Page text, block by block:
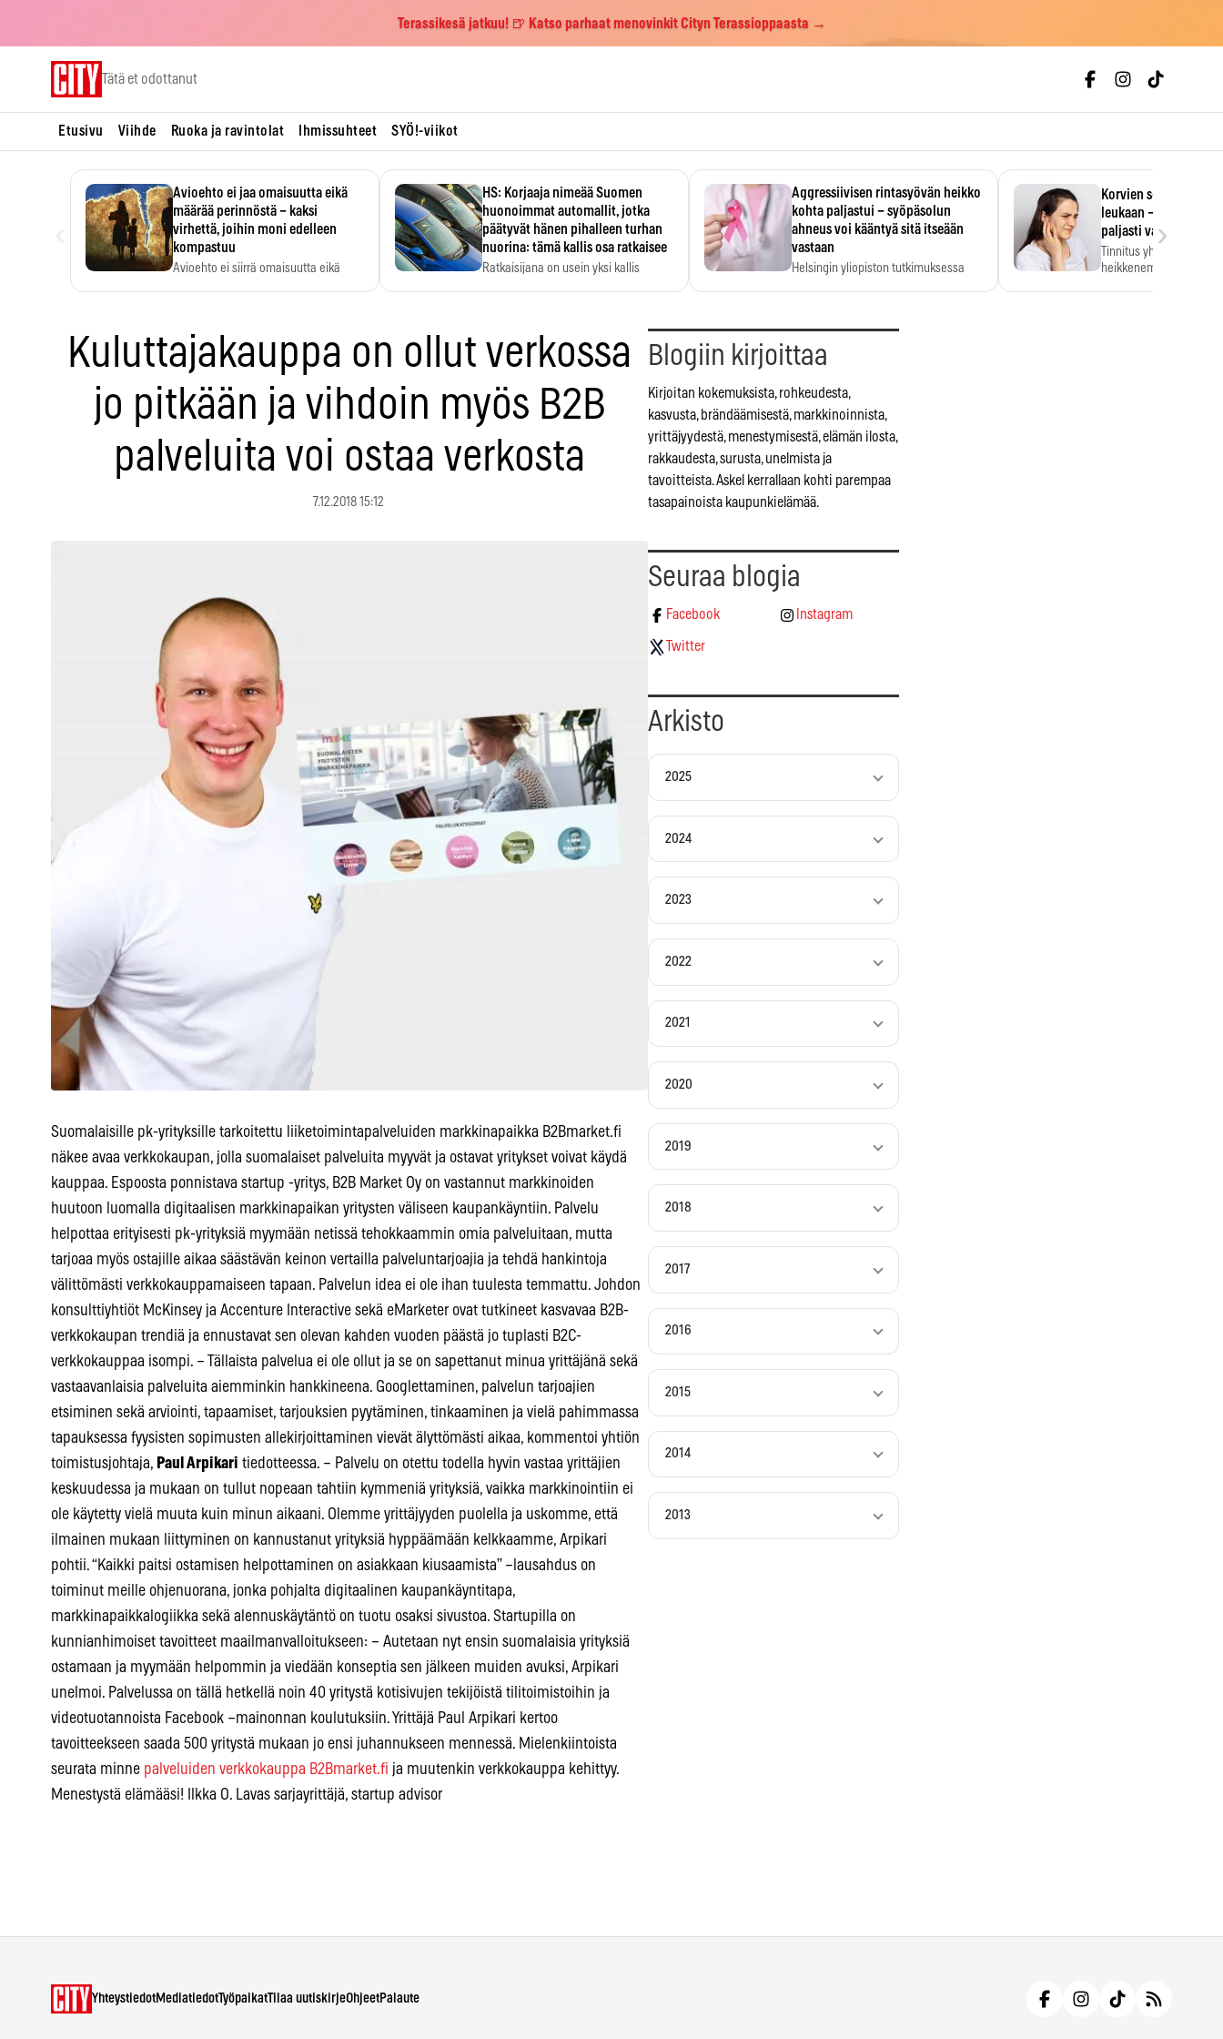
Terassikesä jatkuu! 🍺 Katso parhaat menovinkit Cityn Terassioppaasta →
Tätä et odottanut
Etusivu Viihde Ruoka ja ravintolat Ihmissuhteet SYÖ!-viikot
Avioehto ei jaa omaisuutta eikä
määrää perinnöstä – kaksi
virhettä, joihin moni edelleen
kompastuu
Avioehto ei siirrä omaisuutta eikä
HS: Korjaaja nimeää Suomen
huonoimmat automallit, jotka
päätyvät hänen pihalleen turhan
nuorina: tämä kallis osa ratkaisee
Ratkaisijana on usein yksi kallis
Aggressiivisen rintasyövän heikko
kohta paljastui – syöpäsolun
ahneus voi kääntyä sitä itseään
vastaan
Helsingin yliopiston tutkimuksessa
Korvien soiminen
leukaan – 47 349
paljasti vahvan
Tinnitus yhdistetään
heikkenemiseen.
›
Kuluttajakauppa on ollut verkossa
jo pitkään ja vihdoin myös B2B
palveluita voi ostaa verkosta
7.12.2018 15:12
Suomalaisille pk-yrityksille tarkoitettu liiketoimintapalveluiden markkinapaikka B2Bmarket.fi
näkee avaa verkkokaupan, jolla suomalaiset palveluita myyvät ja ostavat yritykset voivat käydä
kauppaa. Espoosta ponnistava startup -yritys, B2B Market Oy on vastannut markkinoiden
huutoon luomalla digitaalisen markkinapaikan yritysten väliseen kaupankäyntiin. Palvelu
helpottaa erityisesti pk-yrityksiä myymään netissä tehokkaammin omia palveluitaan, mutta
tarjoaa myös ostajille aikaa säästävän keinon vertailla palveluntarjoajia ja tehdä hankintoja
välittömästi verkkokauppamaiseen tapaan. Palvelun idea ei ole ihan tuulesta temmattu. Johdon
konsulttiyhtiöt McKinsey ja Accenture Interactive sekä eMarketer ovat tutkineet kasvavaa B2B-
verkkokaupan trendiä ja ennustavat sen olevan kahden vuoden päästä jo tuplasti B2C-
verkkokauppaa isompi. – Tällaista palvelua ei ole ollut ja se on sapettanut minua yrittäjänä sekä
vastaavanlaisia palveluita aiemminkin hankkineena. Googlettaminen, palvelun tarjoajien
etsiminen sekä arviointi, tapaamiset, tarjouksien pyytäminen, tinkaaminen ja vielä pahimmassa
tapauksessa fyysisten sopimusten allekirjoittaminen vievät älyttömästi aikaa, kommentoi yhtiön
toimistusjohtaja, Paul Arpikari tiedotteessa. – Palvelu on otettu todella hyvin vastaa yrittäjien
keskuudessa ja mukaan on tullut nopeaan tahtiin kymmeniä yrityksiä, vaikka markkinointiin ei
ole käytetty vielä muuta kuin minun aikaani. Olemme yrittäjyyden puolella ja uskomme, että
ilmainen mukaan liittyminen on kannustanut yrityksiä hyppäämään kelkkaamme, Arpikari
pohtii. “Kaikki paitsi ostamisen helpottaminen on asiakkaan kiusaamista” –lausahdus on
toiminut meille ohjenuorana, jonka pohjalta digitaalinen kaupankäyntitapa,
markkinapaikkalogiikka sekä alennuskäytäntö on tuotu osaksi sivustoa. Startupilla on
kunnianhimoiset tavoitteet maailmanvalloitukseen: – Autetaan nyt ensin suomalaisia yrityksiä
ostamaan ja myymään helpommin ja viedään konseptia sen jälkeen muiden avuksi, Arpikari
unelmoi. Palvelussa on tällä hetkellä noin 40 yritystä kotisivujen tekijöistä tilitoimistoihin ja
videotuotannoista Facebook –mainonnan koulutuksiin. Yrittäjä Paul Arpikari kertoo
tavoitteekseen saada 500 yritystä mukaan jo ensi juhannukseen mennessä. Mielenkiintoista
seurata minne palveluiden verkkokauppa B2Bmarket.fi ja muutenkin verkkokauppa kehittyy.
Menestystä elämääsi! Ilkka O. Lavas sarjayrittäjä, startup advisor
Blogiin kirjoittaa
Kirjoitan kokemuksista, rohkeudesta,
kasvusta, brändäämisestä, markkinoinnista,
yrittäjyydestä, menestymisestä, elämän ilosta,
rakkaudesta, surusta, unelmista ja
tavoitteista. Askel kerrallaan kohti parempaa
tasapainoista kaupunkielämää.
Seuraa blogia
Facebook Instagram
Twitter
Arkisto
2025
2024
2023
2022
2021
2020
2019
2018
2017
2016
2015
2014
2013
YhteystiedotMediatiedotTyöpaikatTilaa uutiskirjeOhjeetPalaute